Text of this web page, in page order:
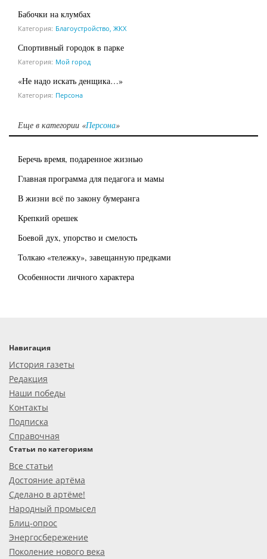
Бабочки на клумбах
Категория: Благоустройство, ЖКХ
Спортивный городок в парке
Категория: Мой город
«Не надо искать денщика…»
Категория: Персона
Еще в категории «Персона»
Беречь время, подаренное жизнью
Главная программа для педагога и мамы
В жизни всё по закону бумеранга
Крепкий орешек
Боевой дух, упорство и смелость
Толкаю «тележку», завещанную предками
Особенности личного характера
Навигация
История газеты
Редакция
Наши победы
Контакты
Подписка
Справочная
Статьи по категориям
Все статьи
Достояние артёма
Сделано в артёме!
Народный промысел
Блиц-опрос
Энергосбережение
Поколение нового века